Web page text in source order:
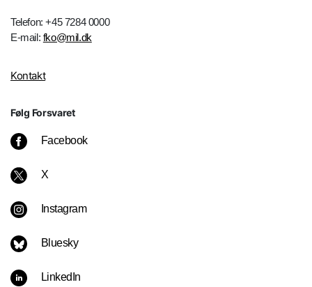
Telefon: +45 7284 0000
E-mail: fko@mil.dk
Kontakt
Følg Forsvaret
Facebook
X
Instagram
Bluesky
LinkedIn